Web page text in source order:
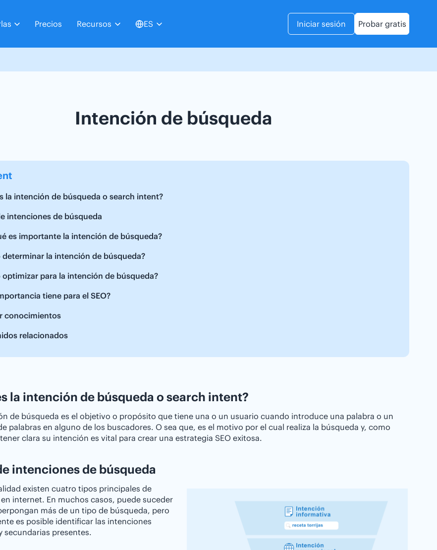
Precios Recursos ES Iniciar sesión Probar gratis
Intención de búsqueda
la intención de búsqueda o search intent?
intenciones de búsqueda
es importante la intención de búsqueda?
determinar la intención de búsqueda?
optimizar para la intención de búsqueda?
tiene para el SEO?
conocimientos
relacionados
la intención de búsqueda o search intent?
de búsqueda es el objetivo o propósito que tiene una o un usuario cuando introduce una palabra o un
palabras en alguno de los buscadores. O sea que, es el motivo por el cual realiza la búsqueda y, como
clara su intención es vital para crear una estrategia SEO exitosa.
intenciones de búsqueda
existen cuatro tipos principales de
internet. En muchos casos, puede suceder
más de un tipo de búsqueda, pero
es posible identificar las intenciones
secundarias presentes.